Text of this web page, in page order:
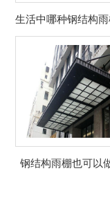
钢结构雨棚也可以